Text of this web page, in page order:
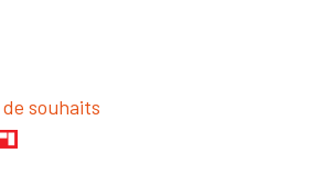
souhaits